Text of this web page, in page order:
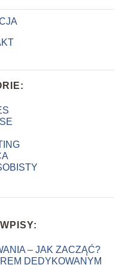
– JAK ZACZĄĆ?
DEDYKOWANYM